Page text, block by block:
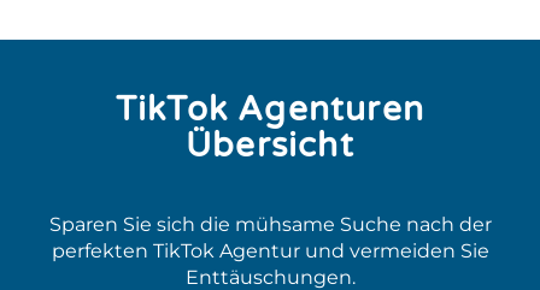
TikTok Agenturen
Übersicht
Sparen Sie sich die mühsame Suche nach der
perfekten TikTok Agentur und vermeiden Sie
Enttäuschungen.